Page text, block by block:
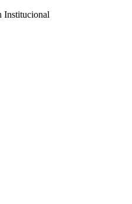
Institucional